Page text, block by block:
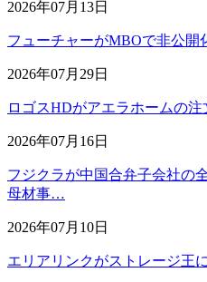
2026年07月13日
フューチャーがMBOで非公開
2026年07月29日
ロゴスHDがアエラホームの
2026年07月16日
フジクラが中国合弁子会社の
母材事…
2026年07月10日
エリアリンクがストレージ王